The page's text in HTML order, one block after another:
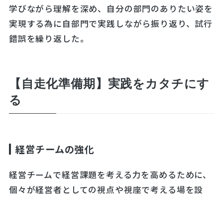
学びながら理解を深め、自分の部門のありたい姿を
実現する為に自部門で実践しながら振り返り、試行
錯誤を繰り返した。
【自走化準備期】実践をカタチにす
る
経営チームの強化
経営チームで経営課題を考える力を高めるために、
個々が経営者としての視点や視座で考える場を設